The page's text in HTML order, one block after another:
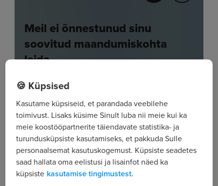
🍪 Küpsised
Kasutame küpsiseid, et parandada veebilehe
toimivust. Lisaks küsime Sinult luba nii meie kui ka
meie koostööpartnerite täiendavate statistika- ja
turundusküpsiste kasutamiseks, et pakkuda Sulle
personaalsemat kasutuskogemust. Küpsiste seadetes
saad hallata oma eelistusi ja lisainfot näed ka
küpsiste kasutamise tingimustest.